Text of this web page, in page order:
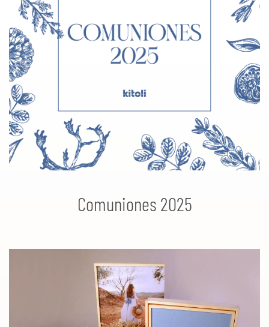
Comuniones 2025